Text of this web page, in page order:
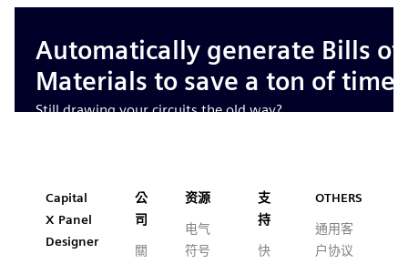
Capital™ X Panel Designer
Capital
X Panel
Designer
公
司
關
资源
电气
符号
支
持
快
OTHERS
通用客
户协议